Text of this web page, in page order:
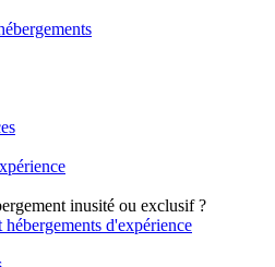
inusité ou exclusif ?
d'expérience